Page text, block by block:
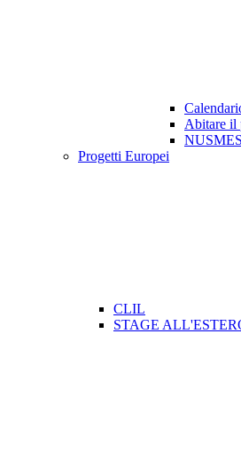
Abitare il
NUSMES
Progetti Europei
CLIL
STAGE